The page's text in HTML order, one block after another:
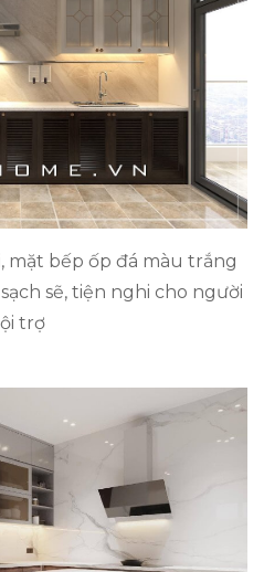
mặt bếp ốp đá màu trắng
sẽ, tiện nghi cho người
trợ